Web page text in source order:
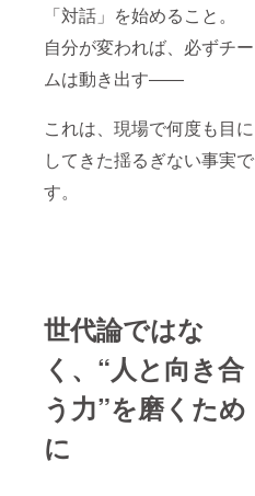
「対話」を始めること。
自分が変われば、必ずチー
ムは動き出す――
これは、現場で何度も目に
してきた揺るぎない事実で
す。
世代論ではな
く、“人と向き合
う力”を磨くため
に